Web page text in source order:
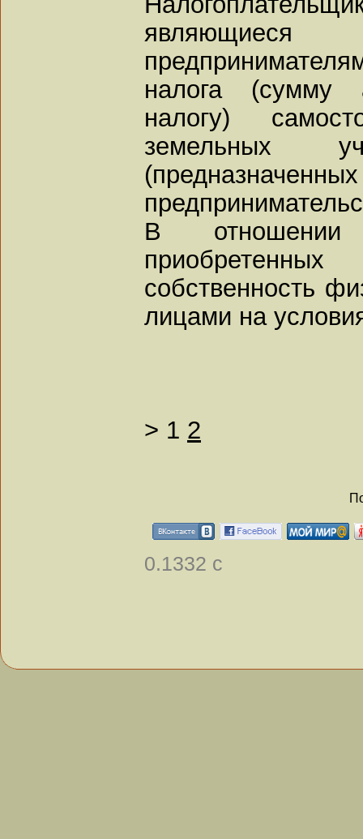
налога (сумму
налогу)
земельных
В отношении
собственность
лицами на
> 1 2
0.1332 с